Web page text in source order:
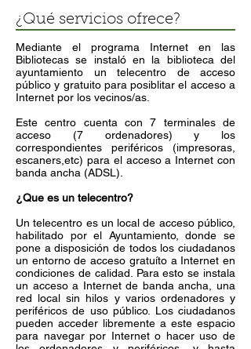
¿Qué servicios ofrece?
Mediante el programa Internet en las
Bibliotecas se instaló en la biblioteca del
ayuntamiento un telecentro de acceso
público y gratuito para posiblitar el acceso a
Internet por los vecinos/as.
Este centro cuenta con 7 terminales de
acceso (7 ordenadores) y los
correspondientes periféricos (impresoras,
escaners,etc) para el acceso a Internet con
banda ancha (ADSL).
¿Que es un telecentro?
Un telecentro es un local de acceso público,
habilitado por el Ayuntamiento, donde se
pone a disposición de todos los ciudadanos
un entorno de acceso gratuíto a Internet en
condiciones de calidad. Para esto se instala
un acceso a Internet de banda ancha, una
red local sin hilos y varios ordenadores y
periféricos de uso público. Los ciudadanos
pueden acceder libremente a este espacio
para navegar por Internet o hacer uso de